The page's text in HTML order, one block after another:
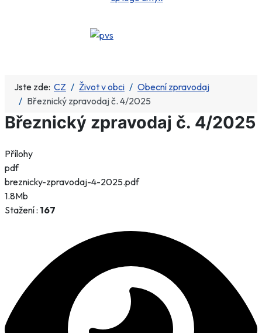
Jste zde: CZ Život v obci
Obecní zpravodaj
Březnický zpravodaj č. 4/2025
Březnický zpravodaj č. 4/2025
Přílohy
pdf
breznicky-zpravodaj-4-2025.pdf
1.8Mb
Stažení : 167